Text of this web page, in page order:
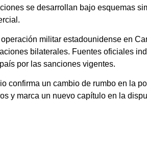
se desarrollan bajo esquemas
militar estadounidense en
bilaterales. Fuentes oficiales
por las sanciones vigentes.
confirma un cambio de rumbo en la
y marca un nuevo capítulo en la